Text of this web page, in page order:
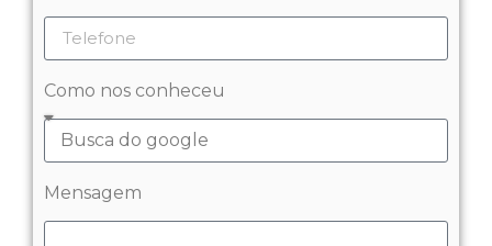
Como nos conheceu
Mensagem